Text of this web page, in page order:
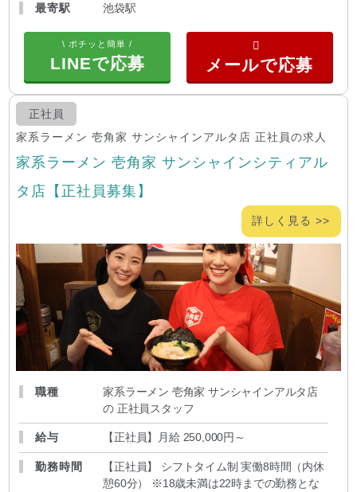
最寄駅 池袋駅
\ ポチッと簡単 /
LINEで応募
正社員
家系ラーメン 壱角家 サンシャインアルタ店 正社員の求人
家系ラーメン 壱角家 サンシャインシティアル
タ店【正社員募集】
詳しく見る >>
職種
家系ラーメン 壱角家 サンシャインアルタ店
の 正社員スタッフ
給与 【正社員】月給 250,000円～
勤務時間
【正社員】 シフトタイム制 実働8時間（内休
憩60分） ※18歳未満は22時までの勤務とな